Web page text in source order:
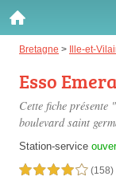
Bretagne > Ille-et-
Esso
Cette fiche présente
boulevard saint
Station-service
4,0 étoiles sur 5 (158)
Gazole :
SP 98 :
SP 95 :